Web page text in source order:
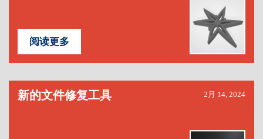
阅读更多
新的文件修复工具 2月 14, 2024